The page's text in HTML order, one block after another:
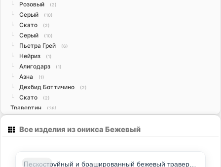
└ Розовый (2)
└ Серый (10)
└ Скато (2)
└ Серый (10)
└ Пьетра Грей (6)
└ Нейриз (1)
└ Алигодарз (1)
└ Азна (1)
└ Дехбид Боттичино (2)
└ Скато (2)
Травертин (38)
└ Белый (3)
Жёлтый
Все изделия из оникса Бежевый